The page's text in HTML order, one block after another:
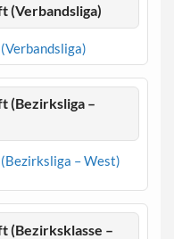
(Verbandsliga)
(Bezirksliga –
(Bezirksklasse –